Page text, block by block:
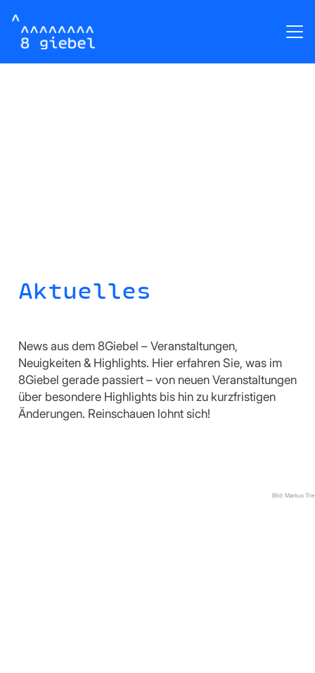
Aktuelles
News aus dem 8Giebel – Veranstaltungen,
Neuigkeiten & Highlights. Hier erfahren Sie, was im
8Giebel gerade passiert – von neuen Veranstaltungen
über besondere Highlights bis hin zu kurzfristigen
Änderungen. Reinschauen lohnt sich!
Bild: Markus